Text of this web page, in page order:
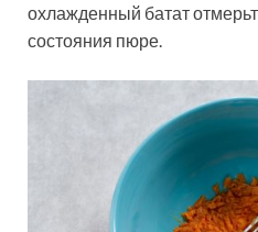
охлажденный батат
состояния пюре.